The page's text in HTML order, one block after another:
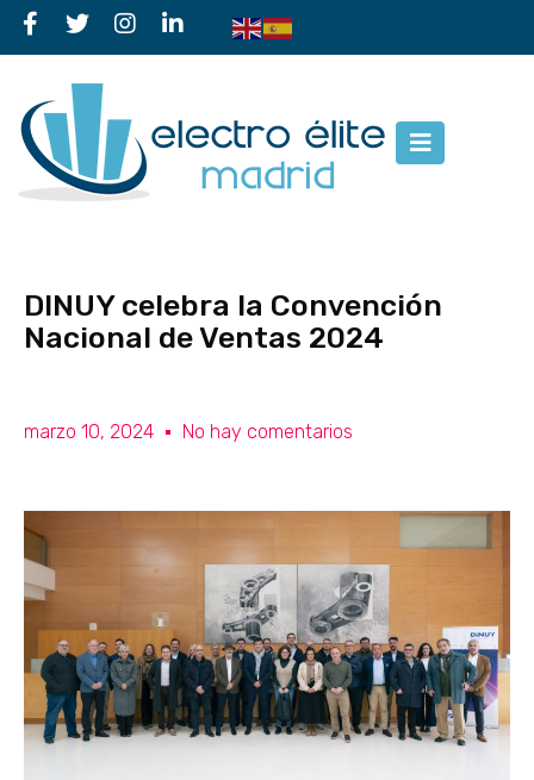
DINUY celebra la Convención
Nacional de Ventas 2024
marzo 10, 2024 No hay comentarios